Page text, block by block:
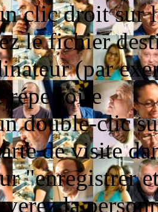
clic droit sur
le fichier
(par
répertoire
double-clic
de visite
"enregistrer
la